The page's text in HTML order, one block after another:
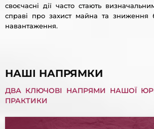
своєчасні дії часто стають
справі про захист майна та зниження
навантаження.
НАШІ НАПРЯМКИ
ДВА КЛЮЧОВІ НАПРЯМИ НАШОЇ
ПРАКТИКИ